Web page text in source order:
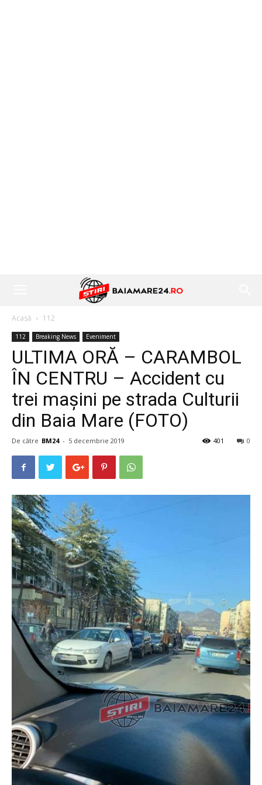
Acasă 112
112 Breaking News Eveniment
ULTIMA ORĂ – CARAMBOL
ÎN CENTRU – Accident cu
trei mașini pe strada Culturii
din Baia Mare (FOTO)
De către BM24 - 5 decembrie 2019 0
401